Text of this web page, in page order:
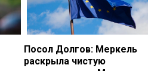
Посол Долгов: Меркель
раскрыла чистую